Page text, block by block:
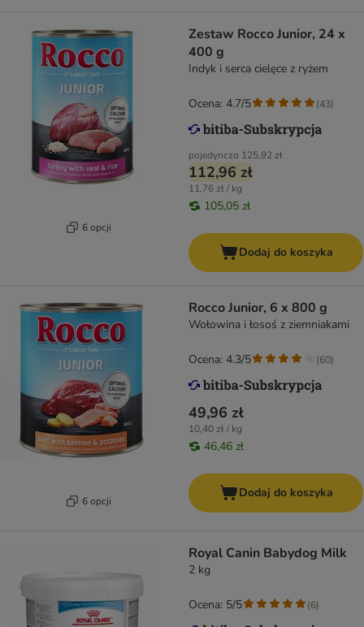
6 opcji
Zestaw Rocco Junior, 24 x
400 g
Indyk i serca cielęce z ryżem
pojedynczo 125,92 zł
112,96 zł
11,76 zł / kg
105,05 zł
Ocena: 4.7/5 (43)
Dodaj do koszyka
6 opcji
Rocco Junior, 6 x 800 g
Wołowina i łosoś z ziemniakami
49,96 zł
10,40 zł / kg
46,46 zł
Ocena: 4.3/5 (60)
Dodaj do koszyka
Royal Canin Babydog Milk
2 kg
Ocena: 5/5 (6)